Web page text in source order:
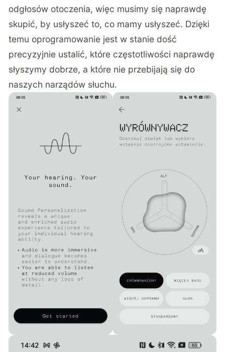
odgłosów otoczenia, więc musimy się naprawdę
skupić, by usłyszeć to, co mamy usłyszeć. Dzięki
temu oprogramowanie jest w stanie dość
precyzyjnie ustalić, które częstotliwości naprawdę
słyszymy dobrze, a które nie przebijają się do
naszych narządów słuchu.